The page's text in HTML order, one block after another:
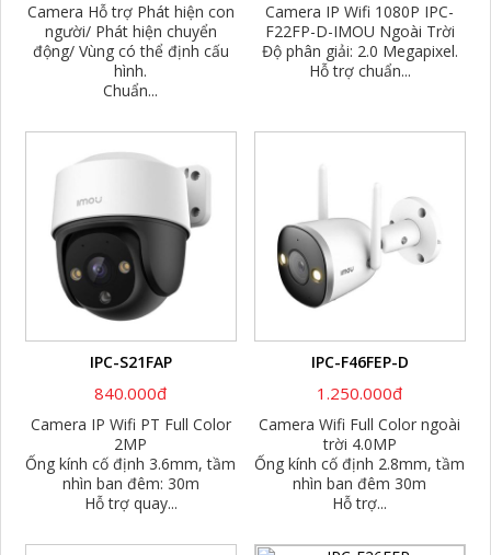
Camera Hỗ trợ Phát hiện con
người/ Phát hiện chuyển
động/ Vùng có thể định cấu
hình.
Chuẩn...
Camera IP Wifi 1080P IPC-
F22FP-D-IMOU Ngoài Trời
Độ phân giải: 2.0 Megapixel.
Hỗ trợ chuẩn...
IPC-S21FAP
840.000đ
Camera IP Wifi PT Full Color
2MP
Ống kính cố định 3.6mm, tầm
nhìn ban đêm: 30m
Hỗ trợ quay...
IPC-F46FEP-D
1.250.000đ
Camera Wifi Full Color ngoài
trời 4.0MP
Ống kính cố định 2.8mm, tầm
nhìn ban đêm 30m
Hỗ trợ...